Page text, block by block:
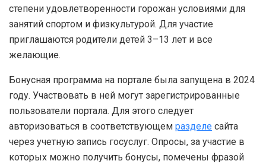
степени удовлетворенности горожан условиями для
занятий спортом и физкультурой. Для участие
приглашаются родители детей 3–13 лет и все
желающие.
Бонусная программа на портале была запущена в 2024
году. Участвовать в ней могут зарегистрированные
пользователи портала. Для этого следует
авторизоваться в соответствующем разделе сайта
через учетную запись госуслуг. Опросы, за участие в
которых можно получить бонусы, помечены фразой